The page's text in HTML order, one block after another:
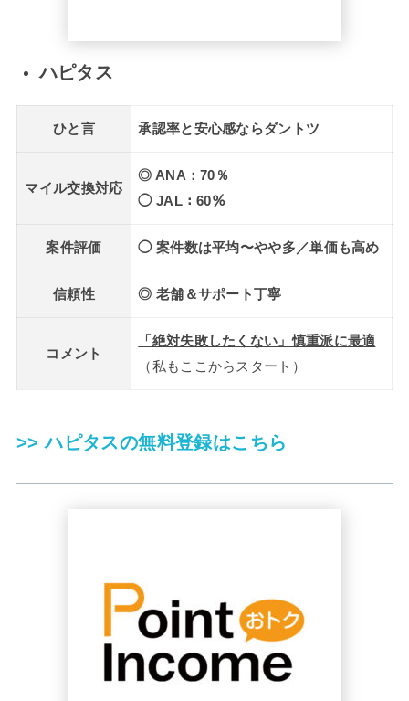
ハピタス
ひと言 承認率と安心感ならダントツ
マイル交換対応
◎ ANA：70％
◯ JAL：60％
案件評価 ◯ 案件数は平均〜やや多／単価も高め
信頼性 ◎ 老舗＆サポート丁寧
コメント
「絶対失敗したくない」慎重派に最適
（私もここからスタート）
>> ハピタスの無料登録はこちら